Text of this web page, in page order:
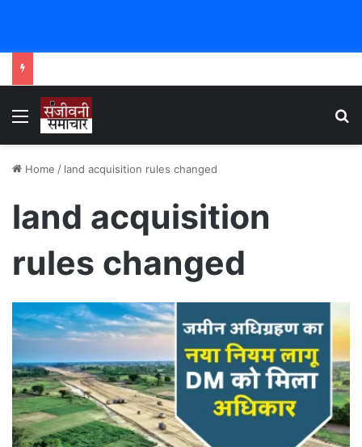
Menu
Home / land acquisition rules changed
land acquisition
rules changed